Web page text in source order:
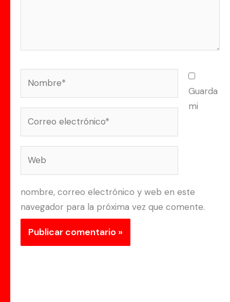
Guarda
mi
nombre, correo electrónico y web en este
navegador para la próxima vez que comente.